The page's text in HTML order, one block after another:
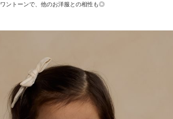
ワントーンで、他のお洋服との相性も◎